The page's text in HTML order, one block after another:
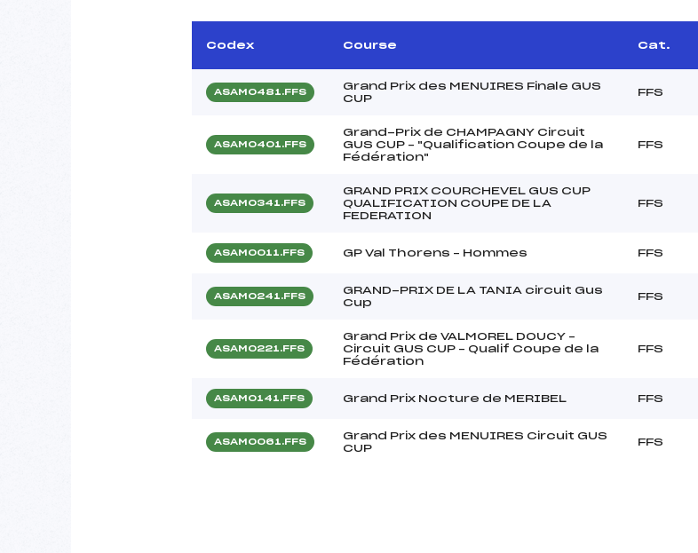
Codex Course Cat.
ASAM0481.FFS
Grand Prix des MENUIRES Finale GUS
CUP
FFS
ASAM0401.FFS
Grand-Prix de CHAMPAGNY Circuit
GUS CUP – "Qualification Coupe de la
Fédération"
FFS
ASAM0341.FFS
GRAND PRIX COURCHEVEL GUS CUP
QUALIFICATION COUPE DE LA
FEDERATION
FFS
ASAM0011.FFS GP Val Thorens – Hommes FFS
ASAM0241.FFS
GRAND-PRIX DE LA TANIA circuit Gus
Cup
FFS
ASAM0221.FFS
Grand Prix de VALMOREL DOUCY –
Circuit GUS CUP – Qualif Coupe de la
Fédération
FFS
ASAM0141.FFS Grand Prix Nocture de MERIBEL FFS
ASAM0061.FFS
Grand Prix des MENUIRES Circuit GUS
CUP
FFS